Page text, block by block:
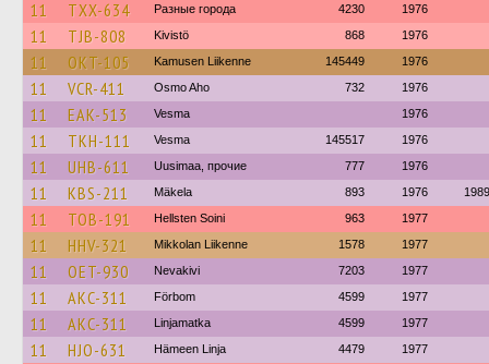
11 TXX-634 Разные города 4230 1976
11 TJB-808 Kivistö 868 1976
11 OKT-105 Kamusen Liikenne 145449 1976
11 VCR-411 Osmo Aho 732 1976
11 EAK-513 Vesma 1976
11 TKH-111 Vesma 145517 1976
11 UHB-611 Uusimaa, прочие 777 1976
11 KBS-211 Mäkela 893 1976 1989
11 TOB-191 Hellsten Soini 963 1977
11 HHV-321 Mikkolan Liikenne 1578 1977
11 OET-930 Nevakivi 7203 1977
11 AKC-311 Förbom 4599 1977
11 AKC-311 Linjamatka 4599 1977
11 HJO-631 Hämeen Linja 4479 1977